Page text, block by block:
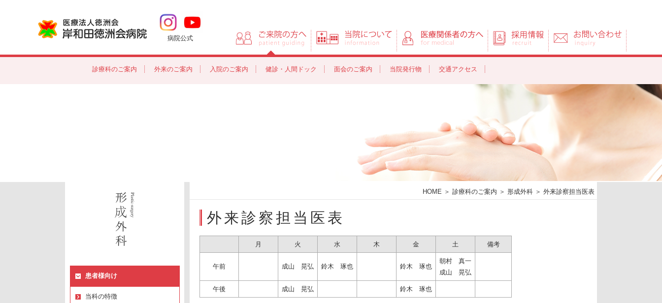
岸和田徳洲会病院
病院公式 ご来院の方へ 当院について 医療関係者の方へ 採用情報 お問い合わせ
診療科のご案内 外来のご案内 入院のご案内 健診・人間ドック 面会のご案内 当院発行物 交通アクセス
患者様向け
当科の特徴
HOME ＞ 診療科のご案内 ＞ 形成外科 ＞ 外来診察担当医表
外来診察担当医表
月 火 水 木 金 土 備考
午前 成山 晃弘 鈴木 琢也 鈴木 琢也
朝村 真一
成山 晃弘
午後 成山 晃弘 鈴木 琢也